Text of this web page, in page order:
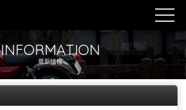
INFORMATION
最新情報